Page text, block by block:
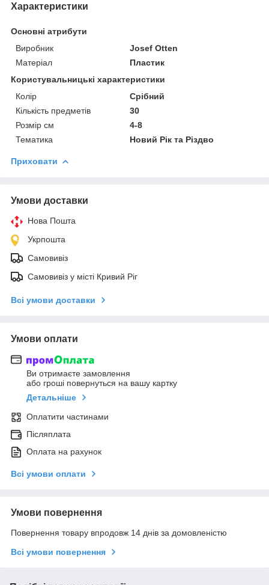
Характеристики
Основні атрибути
Виробник
Josef Otten
Матеріал
Пластик
Користувальницькі характеристики
Колір
Срібний
Кількість предметів
30
Розмір см
4-8
Тематика
Новий Рік та Різдво
Приховати
Умови доставки
Нова Пошта
Укрпошта
Самовивіз
Самовивіз у місті Кривий Ріг
Всі умови доставки
Умови оплати
Ви отримаєте замовлення
або гроші повернуться на вашу картку
Детальніше
Оплатити частинами
Післяплата
Оплата на рахунок
Всі умови оплати
Умови повернення
Повернення товару впродовж 14 днів за домовленістю
Всі умови повернення